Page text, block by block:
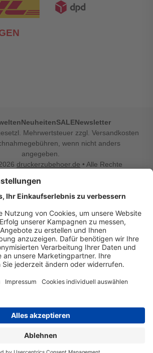
NeuheitenSALENewsletter
Mehrwertsteuer zzgl. Versandkosten
wenn nicht anders
angegeben.
druckerzubehoer.de • Alle Rechte
Vertrag widerrufen
– preiswerte Qualität für Ihr Office
nach dem passenden Druckerzubehör
für das Büro, den Computer oder Ihr
sind Sie bei Druckerzubehoer.de genau
Sortiment bietet unter anderem Tinte
gängigen Druckermodelle – großer sowie
sind wir Ihr Online Fachhandel für
ausstatten oder den Alltag mit
noch komfortabler macht, finden Sie
Bastelspaß, Schulbedarf, Beleuchtung,
Entdecken Sie günstige Angebote und